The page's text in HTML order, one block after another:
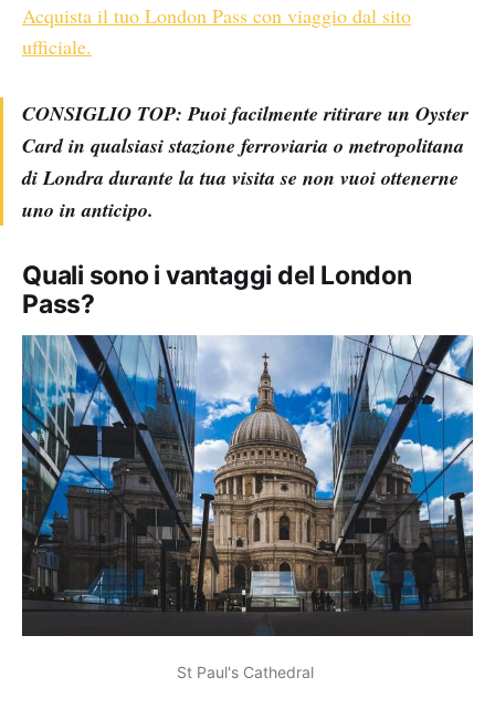
Acquista il tuo London Pass con viaggio dal sito
ufficiale.
CONSIGLIO TOP: Puoi facilmente ritirare un Oyster
Card in qualsiasi stazione ferroviaria o metropolitana
di Londra durante la tua visita se non vuoi ottenerne
uno in anticipo.
Quali sono i vantaggi del London
Pass?
St Paul's Cathedral